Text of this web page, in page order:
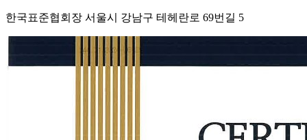
한국표준협회장 서울시 강남구 테헤란로 69번길 5